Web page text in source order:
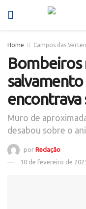
Home Campos das
Bombeiros
Muro de
desabou sobre o
por Redação
10 de fevereiro de